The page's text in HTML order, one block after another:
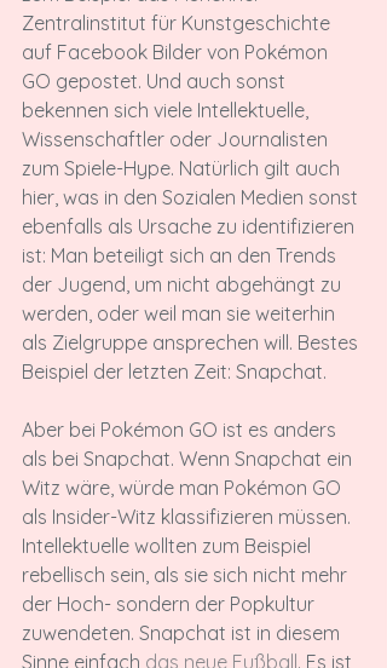
Zentralinstitut für Kunstgeschichte
auf Facebook Bilder von Pokémon
GO gepostet. Und auch sonst
bekennen sich viele Intellektuelle,
Wissenschaftler oder Journalisten
zum Spiele-Hype. Natürlich gilt auch
hier, was in den Sozialen Medien sonst
ebenfalls als Ursache zu identifizieren
ist: Man beteiligt sich an den Trends
der Jugend, um nicht abgehängt zu
werden, oder weil man sie weiterhin
als Zielgruppe ansprechen will. Bestes
Beispiel der letzten Zeit: Snapchat.
Aber bei Pokémon GO ist es anders
als bei Snapchat. Wenn Snapchat ein
Witz wäre, würde man Pokémon GO
als Insider-Witz klassifizieren müssen.
Intellektuelle wollten zum Beispiel
rebellisch sein, als sie sich nicht mehr
der Hoch- sondern der Popkultur
zuwendeten. Snapchat ist in diesem
Sinne einfach das neue Fußball . Es ist